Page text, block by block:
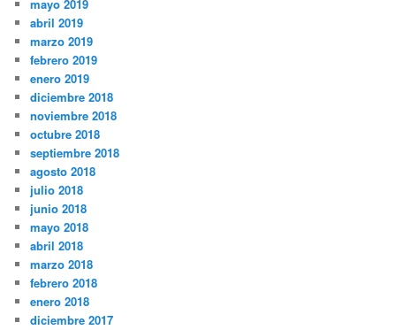
mayo 2019
abril 2019
marzo 2019
febrero 2019
enero 2019
diciembre 2018
noviembre 2018
octubre 2018
septiembre 2018
agosto 2018
julio 2018
junio 2018
mayo 2018
abril 2018
marzo 2018
febrero 2018
enero 2018
diciembre 2017